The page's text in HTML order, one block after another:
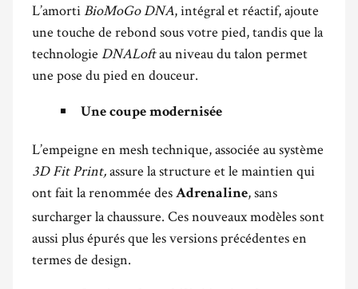
L’amortiBioMoGo DNA, intégral et réactif, ajoute
une touche de rebond sous votre pied, tandis que la
technologie DNALoftau niveau du talon permet
une pose du pied en douceur.
Une coupe modernisée
L’empeigne en mesh technique, associée au système
3D Fit Print,assure la structure et le maintien qui
ont fait la renommée des Adrenaline, sans
surcharger la chaussure. Ces nouveaux modèles sont
aussi plus épurés que les versions précédentes en
termes de design.